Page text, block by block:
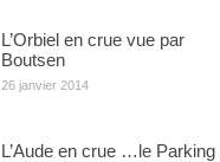
L’Orbiel en crue vue par
Boutsen
26 janvier 2014
L’Aude en crue …le Parking